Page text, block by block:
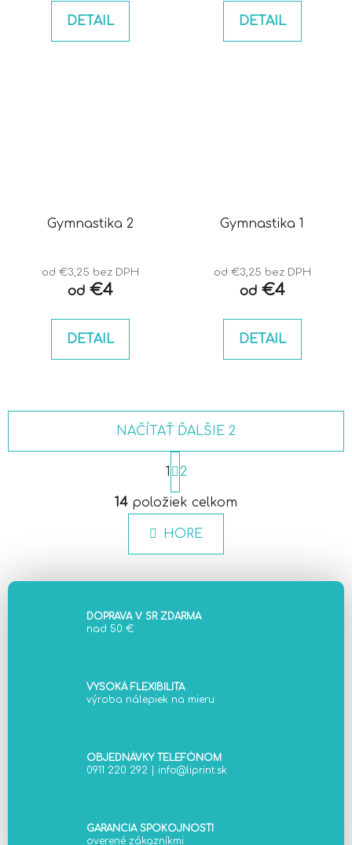
DETAIL DETAIL
Gymnastika 2
od €3,25 bez DPH
od€4
DETAIL
Gymnastika 1
od €3,25 bez DPH
od€4
DETAIL
O
v
l
á
d
i
v
k
ý
p
NAČÍTAŤ ĎALŠIE 2
S
t
r
á
n
k
a
i
e
1 2
14 položiek celkom
HORE
DOPRAVA V SR ZDARMA
nad 50 €
VYSOKÁ FLEXIBILITA
výroba nálepiek na mieru
OBJEDNÁVKY TELEFÓNOM
0911 220 292 | info@liprint.sk
GARANCIA SPOKOJNOSTI
overené zákazníkmi